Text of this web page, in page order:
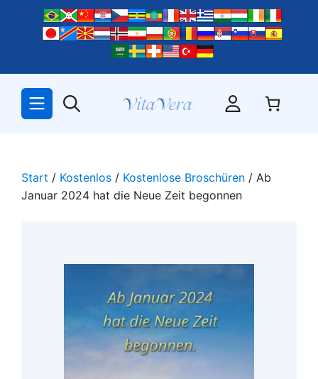
springen
Start / Kostenlos / Kostenlose Broschüren / Ab
Januar 2024 hat die Neue Zeit begonnen